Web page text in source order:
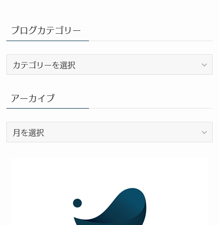
ブログカテゴリー
ロ
カ
テ
ゴ
リ
ー
アーカイブ
ー